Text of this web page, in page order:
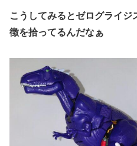
こうしてみるとゼログライ
徴を拾ってるんだなぁ